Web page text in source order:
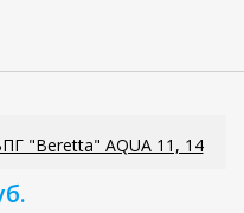
"Beretta" AQUA 11, 14